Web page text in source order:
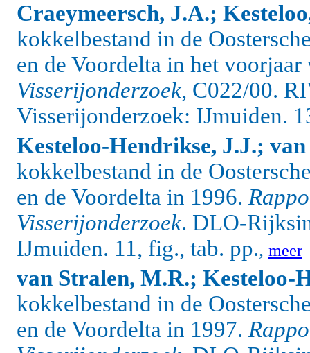
Craeymeersch, J.A.;
kokkelbestand in de
en de Voordelta in het
Visserijonderzoek, C022/00.
Visserijonderzoek: IJmuiden.
Kesteloo-Hendrikse, J.J.;
kokkelbestand in de
en de Voordelta in 1996.
Visserijonderzoek. DLO-
IJmuiden. 11, fig., tab. pp., meer
van Stralen, M.R.; Kesteloo-
kokkelbestand in de
en de Voordelta in 1997.